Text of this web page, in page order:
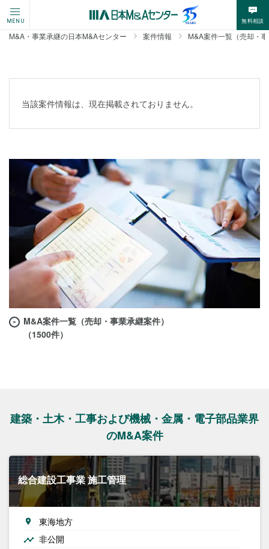
MENU 無料相談
M&A・事業承継の日本M&Aセンター 案件情報 M&A案件一覧（売却・
当該案件情報は、現在掲載されておりません。
M&A案件一覧（売却・事業承継案件）
（1500件）
建築・土木・工事および機械・金属・電子部品業界
のM&A案件
総合建設工事業 施工管理
東海地方
非公開